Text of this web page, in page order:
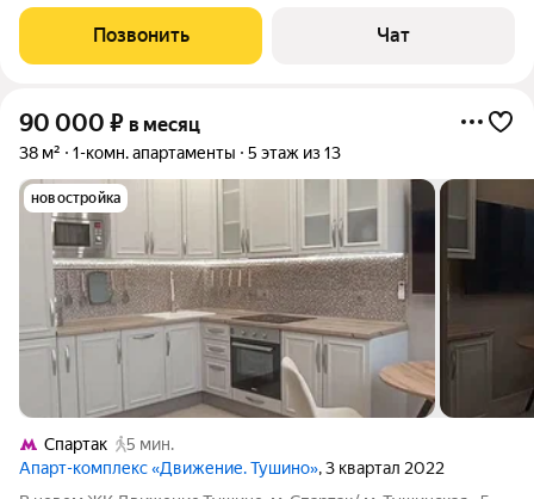
Позвонить Чат
90 000 ₽ в месяц
38 м² 1-комн. апартаменты 5 этаж из 13
новостройка
Спартак
5 мин.
Апарт-комплекс «Движение. Тушино», 3 квартал 2022